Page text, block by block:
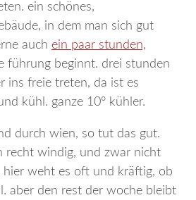
ein schönes,
in dem man sich gut
auch ein paar stunden,
führung beginnt. drei stunden
ins freie treten, da ist es
kühl. ganze 10° kühler.
durch wien, so tut das gut.
recht windig, und zwar nicht
hier weht es oft und kräftig, ob
aber den rest der woche bleibt